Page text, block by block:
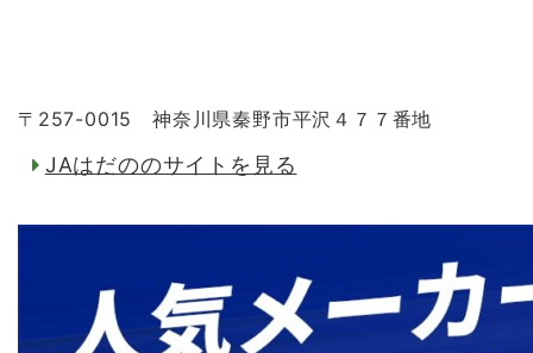
〒257-0015 神奈川県秦野市平沢４７７番地
JAはだののサイトを見る